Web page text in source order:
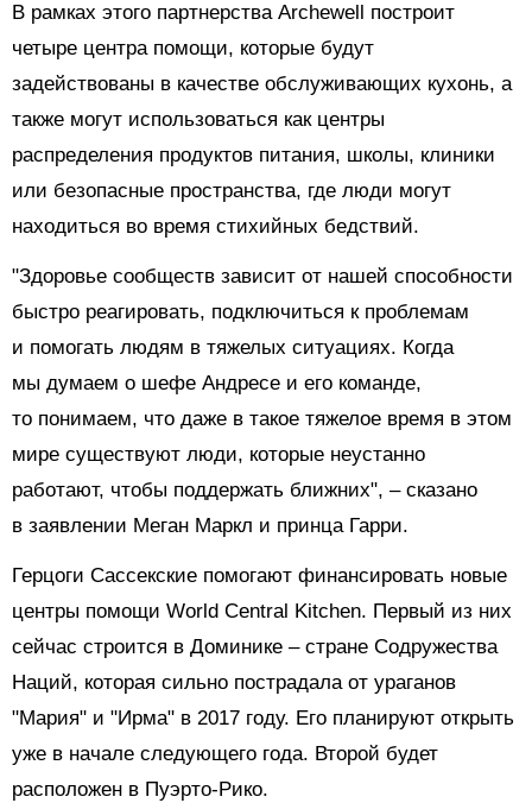
В рамках этого партнерства Archewell построит
четыре центра помощи, которые будут
задействованы в качестве обслуживающих кухонь, а
также могут использоваться как центры
распределения продуктов питания, школы, клиники
или безопасные пространства, где люди могут
находиться во время стихийных бедствий.
"Здоровье сообществ зависит от нашей способности
быстро реагировать, подключиться к проблемам
и помогать людям в тяжелых ситуациях. Когда
мы думаем о шефе Андресе и его команде,
то понимаем, что даже в такое тяжелое время в этом
мире существуют люди, которые неустанно
работают, чтобы поддержать ближних", – сказано
в заявлении Меган Маркл и принца Гарри.
Герцоги Сассекские помогают финансировать новые
центры помощи World Central Kitchen. Первый из них
сейчас строится в Доминике – стране Содружества
Наций, которая сильно пострадала от ураганов
"Мария" и "Ирма" в 2017 году. Его планируют открыть
уже в начале следующего года. Второй будет
расположен в Пуэрто-Рико.